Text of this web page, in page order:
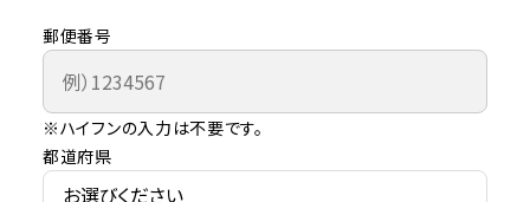
郵便番号
※ハイフンの入力は不要です。
都道府県